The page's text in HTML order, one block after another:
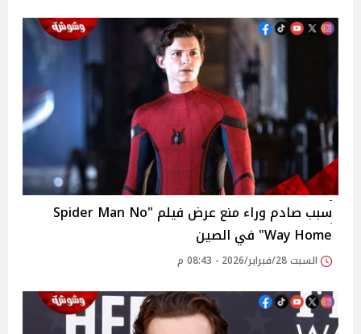
سبب صادم وراء منع عرض فيلم "Spider Man No
Way Home" في الصين
السبت 28/فبراير/2026 - 08:43 م